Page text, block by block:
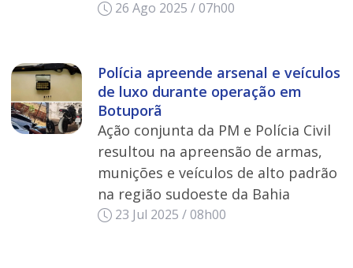
26 Ago 2025 / 07h00
Polícia apreende arsenal e veículos
de luxo durante operação em
Botuporã
Ação conjunta da PM e Polícia Civil
resultou na apreensão de armas,
munições e veículos de alto padrão
na região sudoeste da Bahia
23 Jul 2025 / 08h00